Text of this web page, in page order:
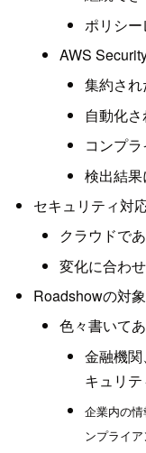
ポリシ
AWS
集約さ
自動化
コンプ
検出結
セキュリティ対
クラウドで
変化に合わ
Roadshowの対
色々書いて
金融機
キュリ
企業内の
ンプライ